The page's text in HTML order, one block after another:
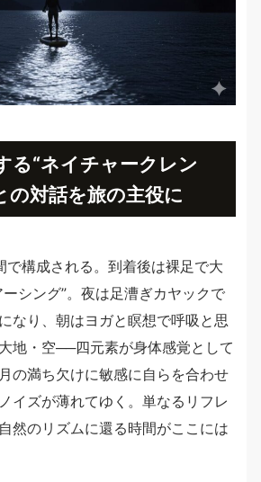
る“ネイチャークレン
の対話を旅の主役に
で構成される。到着後は裸足で大
シング”。夜は足漕ぎカヤックで
なり、朝はヨガと瞑想で呼吸と思
地・空──四元素が身体感覚として
の満ち欠けに敏感に自らを合わせ
イズが薄れてゆく。単なるリフレ
然のリズムに還る時間がここには